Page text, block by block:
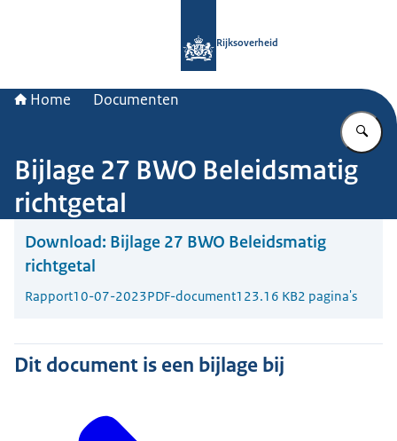
Rijksoverheid
Home Documenten
Bijlage 27 BWO Beleidsmatig
richtgetal
Download: Bijlage 27 BWO Beleidsmatig
richtgetal
Rapport10-07-2023PDF-document123.16 KB2 pagina's
Dit document is een bijlage bij